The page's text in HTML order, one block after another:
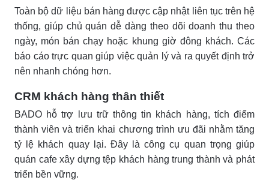
Toàn bộ dữ liệu bán hàng được cập nhật liên tục trên hệ
thống, giúp chủ quán dễ dàng theo dõi doanh thu theo
ngày, món bán chạy hoặc khung giờ đông khách. Các
báo cáo trực quan giúp việc quản lý và ra quyết định trở
nên nhanh chóng hơn.
CRM khách hàng thân thiết
BADO hỗ trợ lưu trữ thông tin khách hàng, tích điểm
thành viên và triển khai chương trình ưu đãi nhằm tăng
tỷ lệ khách quay lại. Đây là công cụ quan trọng giúp
quán cafe xây dựng tệp khách hàng trung thành và phát
triển bền vững.